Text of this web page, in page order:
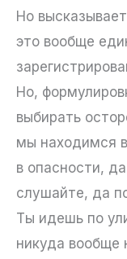
Но
это вообще
Но,
выбирать
мы находимся
в опасности,
слушайте, да
Ты идешь по
никуда вообще